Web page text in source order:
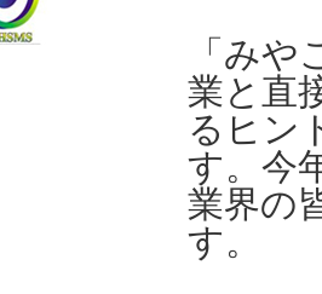
「み
業と直
るヒン
す。今
業界の
す。